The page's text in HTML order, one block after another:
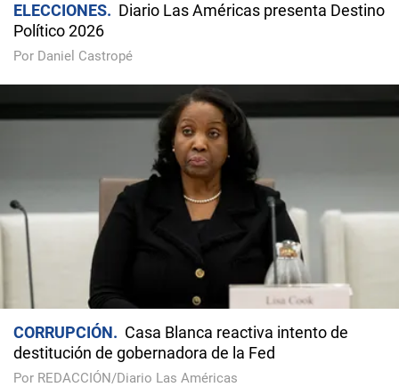
ELECCIONES
Diario Las Américas presenta Destino
Político 2026
Por Daniel Castropé
CORRUPCIÓN
Casa Blanca reactiva intento de
destitución de gobernadora de la Fed
Por REDACCIÓN/Diario Las Américas